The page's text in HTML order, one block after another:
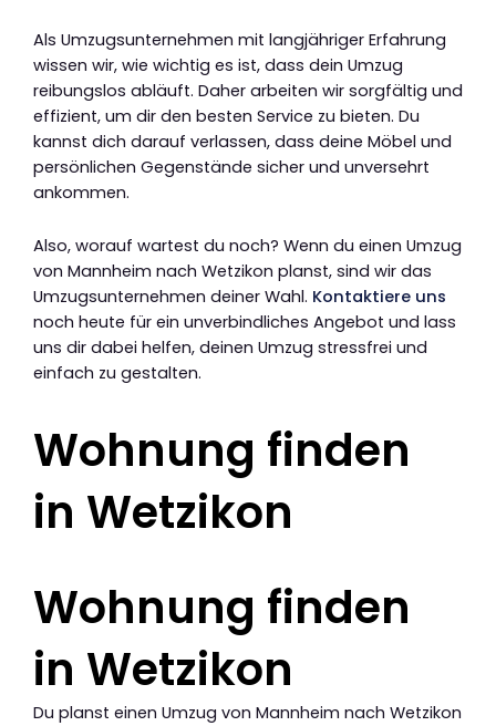
Als Umzugsunternehmen mit langjähriger Erfahrung
wissen wir, wie wichtig es ist, dass dein Umzug
reibungslos abläuft. Daher arbeiten wir sorgfältig und
effizient, um dir den besten Service zu bieten. Du
kannst dich darauf verlassen, dass deine Möbel und
persönlichen Gegenstände sicher und unversehrt
ankommen.
Also, worauf wartest du noch? Wenn du einen Umzug
von Mannheim nach Wetzikon planst, sind wir das
Umzugsunternehmen deiner Wahl. Kontaktiere uns
noch heute für ein unverbindliches Angebot und lass
uns dir dabei helfen, deinen Umzug stressfrei und
einfach zu gestalten.
Wohnung finden
in Wetzikon
Wohnung finden
in Wetzikon
Du planst einen Umzug von Mannheim nach Wetzikon